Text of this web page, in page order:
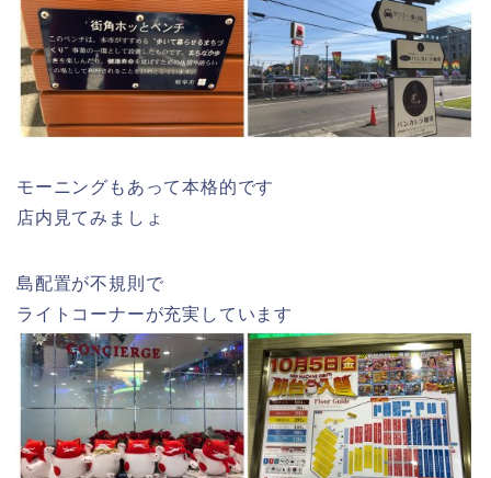
モーニングもあって本格的です
店内見てみましょ
島配置が不規則で
ライトコーナーが充実しています